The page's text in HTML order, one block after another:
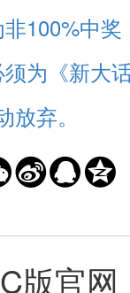
100%中奖
为《新大
弃。

版官网